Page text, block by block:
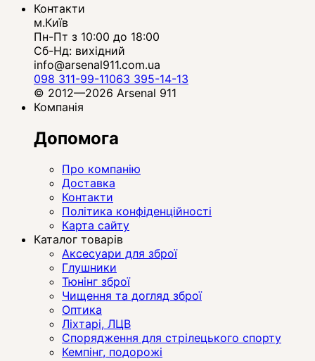
Контакти
м.Київ
Пн-Пт з 10:00 до 18:00
Сб-Нд: вихідний
info@arsenal911.com.ua
098 311-99-11063 395-14-13
© 2012—2026 Arsenal 911
Компанія
Допомога
Про компанію
Доставка
Контакти
Політика конфіденційності
Карта сайту
Каталог товарів
Аксесуари для зброї
Глушники
Тюнінг зброї
Чищення та догляд зброї
Оптика
Ліхтарі, ЛЦВ
Спорядження для стрілецького спорту
Кемпінг, подорожі